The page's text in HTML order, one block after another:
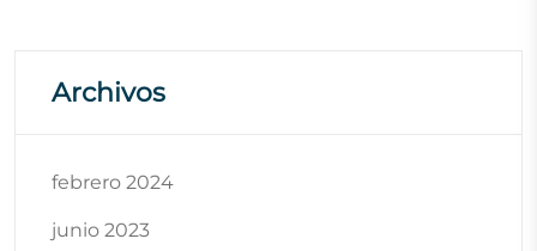
Archivos
febrero 2024
junio 2023